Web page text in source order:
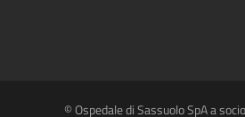
© Ospedale di Sassuolo SpA a